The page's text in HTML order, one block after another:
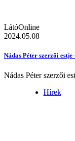
LátóOnline
2024.05.08
Nádas Péter szerzői
Nádas Péter szerzői
Hírek